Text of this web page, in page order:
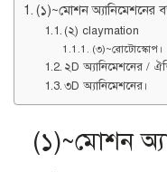
(১)~মোশন অ্যানিমেশনের
(২) claymation
(৩)~রোটোস্কোপ।
২D অ্যানিমেশনের /
৩D অ্যানিমেশনের।
(১)~মোশন